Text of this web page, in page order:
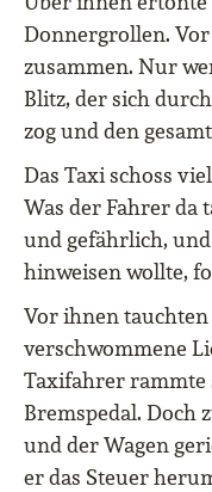
Donnergrollen.
zusammen. Nur
Blitz, der sich
zog und den
Das Taxi schoss
Was der Fahrer
und gefährlich,
hinweisen wollte,
Vor ihnen
verschwommene
Taxifahrer rammte
Bremspedal. Doch
und der Wagen
er das Steuer